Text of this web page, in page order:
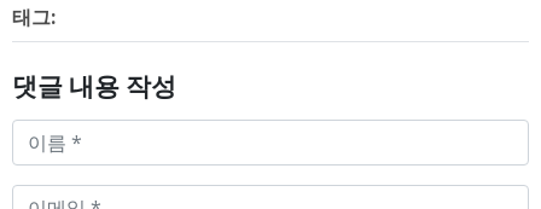
태그:
댓글 내용 작성